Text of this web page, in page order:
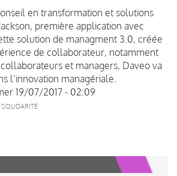
en transformation et solutions
première application avec
solution de managment 3.0, créée
de collaborateur, notamment
et managers, Daveo va
l’innovation managériale.
19/07/2017 - 02:09